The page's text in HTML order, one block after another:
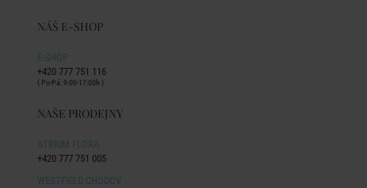
NÁŠ E-SHOP
E-SHOP
+420 777 751 116
( Po-Pá: 9:00-17:00h )
NAŠE PRODEJNY
ATRIUM FLORA
+420 777 751 005
WESTFIELD CHODOV